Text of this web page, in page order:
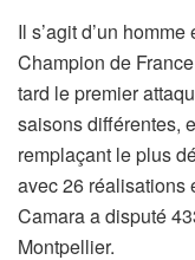
Il s’agit d’un
Champion de
tard le premier
saisons différentes,
remplaçant le plus
avec 26 réalisations
Camara a disputé
Montpellier.